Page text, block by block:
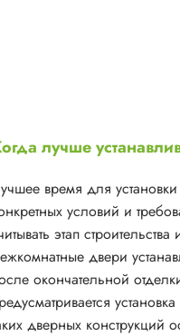
лучше
время для
условий и
этап
двери
окончательной
дверных конструкций